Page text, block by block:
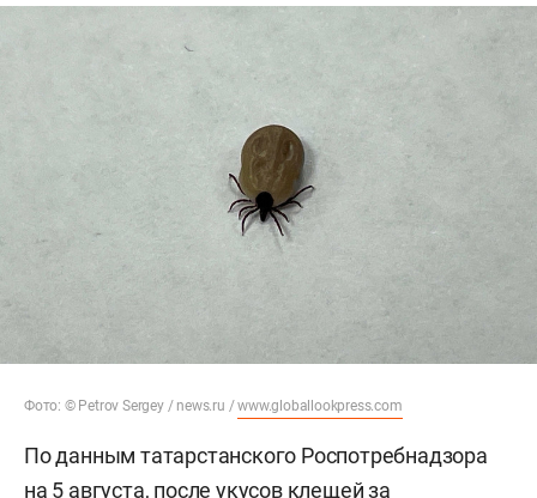
Фото: © Petrov Sergey / news.ru /www.globallookpress.com
По данным татарстанского Роспотребнадзора
на 5 августа, после укусов клещей за